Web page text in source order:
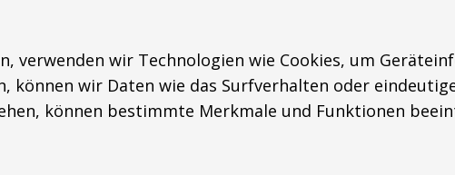
verwenden wir Technologien wie Cookies, um
können wir Daten wie das Surfverhalten oder
können bestimmte Merkmale und Funktionen